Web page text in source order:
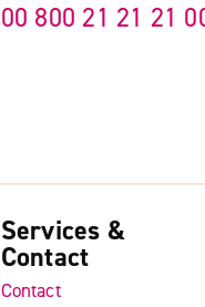
00 800 21 21 21
Services &
Contact
Contact